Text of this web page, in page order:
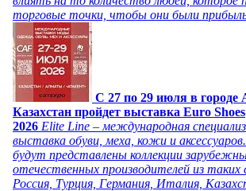
торговые точки, чтобы они были
C 27 по 29 июля в
Казахстан пройдет выставка Euro
2026 Elite Line – международная
выставка обуви, меха, кожи и
будут представлены коллекции
отечественных производителей из таких
Россия, Турция, Германия, Италия,